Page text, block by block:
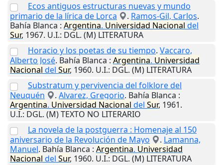
Ecos antiguos estructuras nuevas y mundo
primario de la lírica de Lorca
. Ramos-Gil, Carlos.
Bahía Blanca : Argentina. Universidad Nacional del
Sur, 1967. U.I.: DGL. (M) LITERATURA
Horacio y los poetas de su tiempo. Vaccaro,
Alberto José. Bahía Blanca : Argentina. Universidad
Nacional del Sur, 1960. U.I.: DGL. (M) LITERATURA
Substratum y pervivencia del folklore del
Neuquén
. Alvarez, Gregorio. Bahía Blanca :
Argentina. Universidad Nacional del Sur, 1961.
U.I.: DGL. (M) TEXTO NO LITERARIO
La novela de la postguerra : Homenaje al 150
aniversario de la Revolución de Mayo
. Lamanna,
Manuel. Bahía Blanca : Argentina. Universidad
Nacional del Sur, 1960. U.I.: DGL. (M) LITERATURA